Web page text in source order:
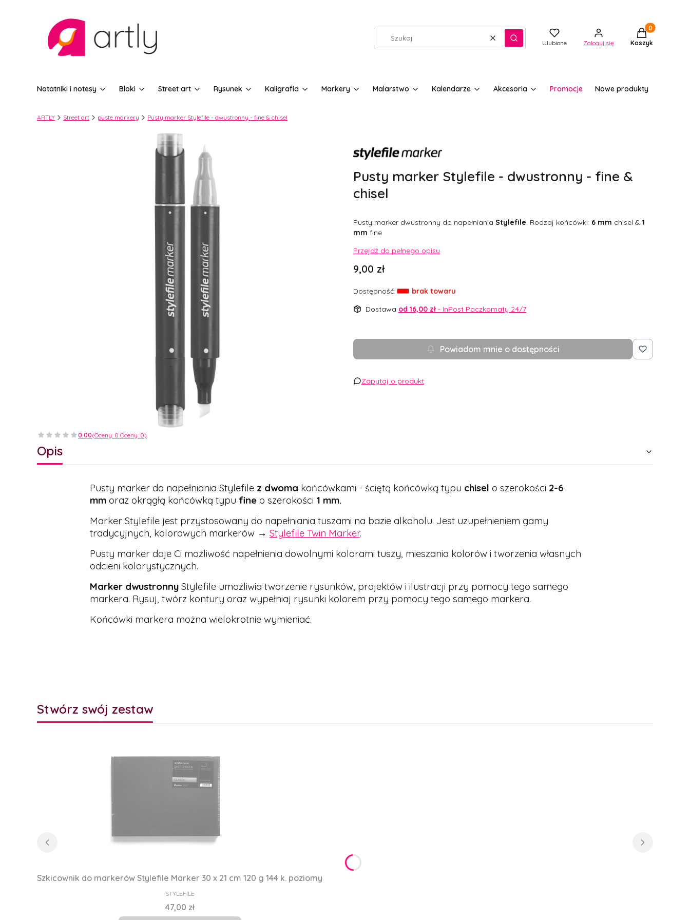
WyczyśćSzukaj Ulubione Zaloguj się
Produkty w
Koszyk
Notatniki i notesy Bloki Street art Rysunek Kaligrafia Markery Malarstwo Kalendarze Akcesoria Promocje Nowe produkty
ARTLY Street art puste markery Pusty marker Stylefile - dwustronny - fine & chisel
Pusty marker Stylefile - dwustronny - fine &
chisel
Pusty marker dwustronny do napełniania Stylefile. Rodzaj końcówki: 6 mm chisel & 1
mm fine
Przejdź do pełnego opisu
Cena
9,00 zł
Dostępność:
brak towaru
Dostawa od 16,00 zł - InPost Paczkomaty 24/7
Powiadom mnie o dostępności
Zapytaj o produkt
0.00(Oceny: 0 Oceny: 0)
Opis
Pusty marker do napełniania Stylefile z dwoma końcówkami - ściętą końcówką typu chisel o szerokości 2-6
mm oraz okrągłą końcówką typu fineo szerokości 1 mm.
Marker Stylefile jest przystosowany do napełniania tuszami na bazie alkoholu. Jest uzupełnieniem gamy
tradycyjnych, kolorowych markerów → Stylefile Twin Marker.
Pusty marker daje Ci możliwość napełnienia dowolnymi kolorami tuszy, mieszania kolorów i tworzenia własnych
odcieni kolorystycznych.
Marker dwustronnyStylefile umożliwia tworzenie rysunków, projektów i ilustracji przy pomocy tego samego
markera. Rysuj, twórz kontury oraz wypełniaj rysunki kolorem przy pomocy tego samego markera.
Końcówki markera można wielokrotnie wymieniać.
Stwórz swój zestaw
Szkicownik do markerów Stylefile Marker 30 x 21 cm 120 g 144 k. poziomy
PRODUCENT
STYLEFILE
Cena
47,00 zł